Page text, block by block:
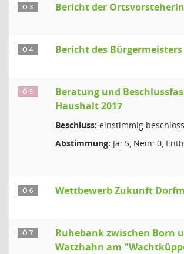
Ö 3 Bericht der Ortsvorsteherin
Ö 4 Bericht des Bürgermeisters
Ö 5
Beratung und
Haushalt 2017
Beschluss: einstimmig
Abstimmung: Ja: 5, Nein: 0,
Ö 6 Wettbewerb Zukunft
Ö 7
Ruhebank zwischen Born
Watzhahn am